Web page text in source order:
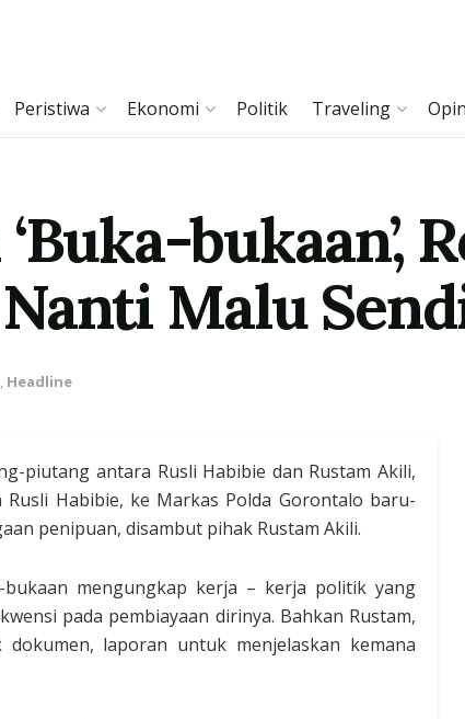
Peristiwa Ekonomi Politik Traveling
bukaan’,
Malu
, Headline
piutang antara Rusli Habibie dan Rustam Akili,
Rusli Habibie, ke Markas Polda Gorontalo baru-
penipuan, disambut pihak Rustam Akili.
mengungkap kerja – kerja politik yang
pada pembiayaan dirinya. Bahkan Rustam,
laporan untuk menjelaskan kemana